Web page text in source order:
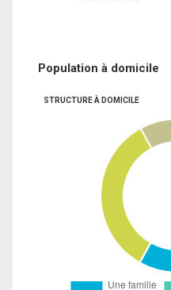
Population à domicile
STRUCTURE À DOMICILE